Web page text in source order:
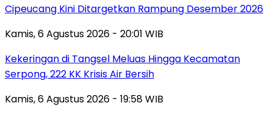
Cipeucang Kini Ditargetkan Rampung Desember 2026
Kamis, 6 Agustus 2026 - 20:01 WIB
Kekeringan di Tangsel Meluas Hingga Kecamatan
Serpong, 222 KK Krisis Air Bersih
Kamis, 6 Agustus 2026 - 19:58 WIB